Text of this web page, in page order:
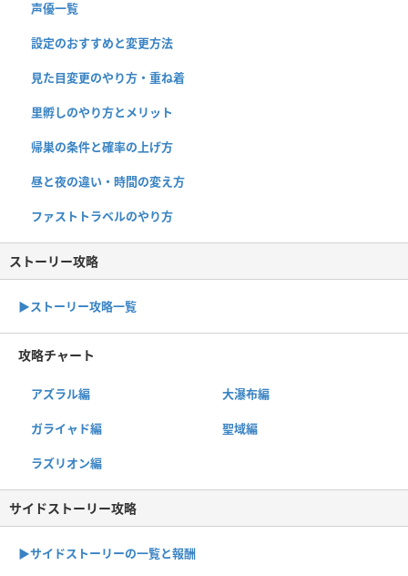
声優一覧
設定のおすすめと変更方法
見た目変更のやり方・重ね着
里孵しのやり方とメリット
帰巣の条件と確率の上げ方
昼と夜の違い・時間の変え方
ファストトラベルのやり方
ストーリー攻略
▶︎ストーリー攻略一覧
攻略チャート
アズラル編 大瀑布編
ガライャド編 聖域編
ラズリオン編
サイドストーリー攻略
▶サイドストーリーの一覧と報酬